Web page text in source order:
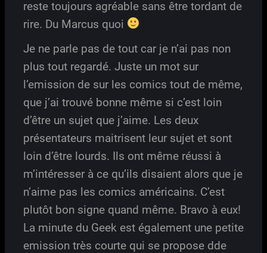
reste toujours agréable sans être tordant de
rire. Du Marcus quoi
Je ne parle pas de tout car je n’ai pas non
plus tout regardé. Juste un mot sur
l’emission de sur les comics tout de même,
que j’ai trouvé bonne même si c’est loin
d’être un sujet que j’aime. Les deux
présentateurs maitrisent leur sujet et sont
loin d’être lourds. Ils ont même réussi à
m’intéresser à ce qu’ils disaient alors que je
n’aime pas les comics américains. C’est
plutôt bon signe quand même. Bravo à eux!
La minute du Geek est également une petite
emission très courte qui se propose dde